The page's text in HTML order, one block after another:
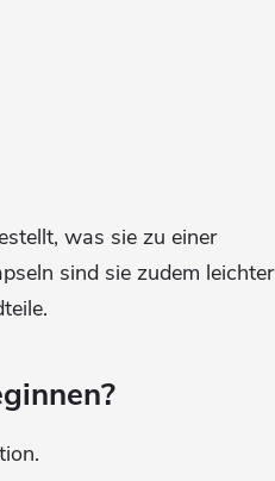
was sie zu einer
sind sie zudem leichter